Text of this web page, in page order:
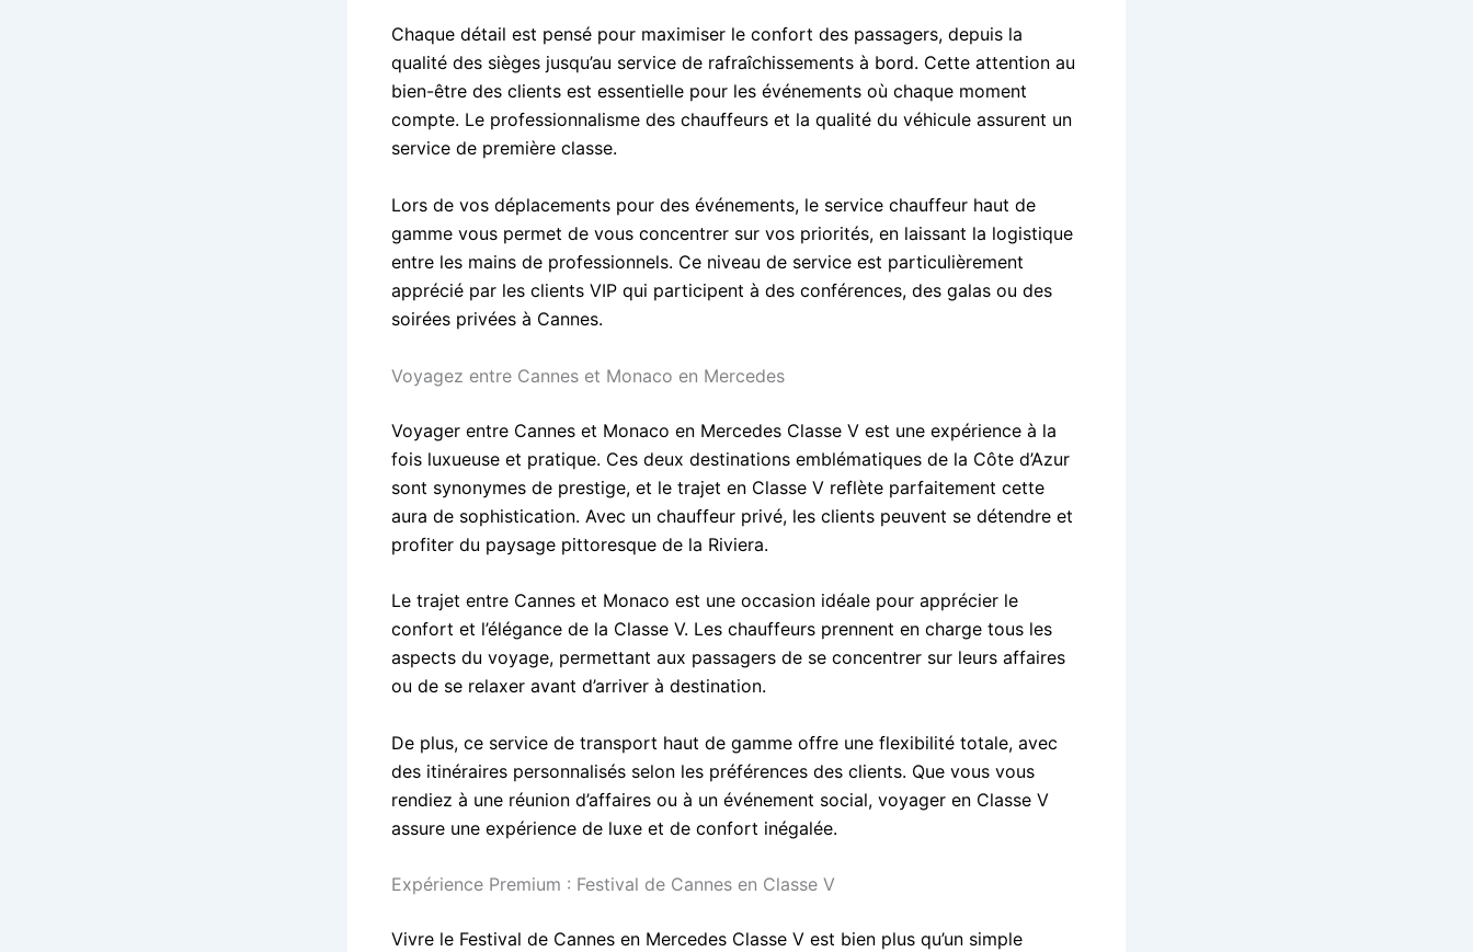
Chaque détail est pensé pour maximiser le confort des passagers, depuis la
qualité des sièges jusqu’au service de rafraîchissements à bord. Cette attention au
bien-être des clients est essentielle pour les événements où chaque moment
compte. Le professionnalisme des chauffeurs et la qualité du véhicule assurent un
service de première classe.
Lors de vos déplacements pour des événements, le service chauffeur haut de
gamme vous permet de vous concentrer sur vos priorités, en laissant la logistique
entre les mains de professionnels. Ce niveau de service est particulièrement
apprécié par les clients VIP qui participent à des conférences, des galas ou des
soirées privées à Cannes.
Voyagez entre Cannes et Monaco en Mercedes
Voyager entre Cannes et Monaco en Mercedes Classe V est une expérience à la
fois luxueuse et pratique. Ces deux destinations emblématiques de la Côte d’Azur
sont synonymes de prestige, et le trajet en Classe V reflète parfaitement cette
aura de sophistication. Avec un chauffeur privé, les clients peuvent se détendre et
profiter du paysage pittoresque de la Riviera.
Le trajet entre Cannes et Monaco est une occasion idéale pour apprécier le
confort et l’élégance de la Classe V. Les chauffeurs prennent en charge tous les
aspects du voyage, permettant aux passagers de se concentrer sur leurs affaires
ou de se relaxer avant d’arriver à destination.
De plus, ce service de transport haut de gamme offre une flexibilité totale, avec
des itinéraires personnalisés selon les préférences des clients. Que vous vous
rendiez à une réunion d’affaires ou à un événement social, voyager en Classe V
assure une expérience de luxe et de confort inégalée.
Expérience Premium : Festival de Cannes en Classe V
Vivre le Festival de Cannes en Mercedes Classe V est bien plus qu’un simple